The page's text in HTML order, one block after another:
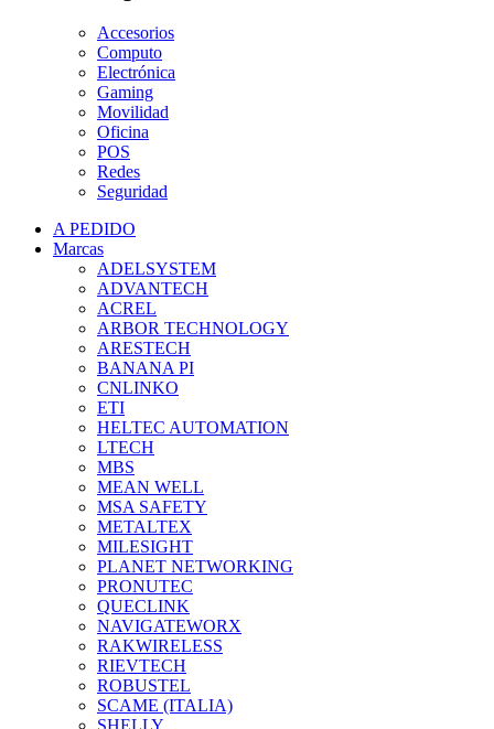
Accesorios
Computo
Electrónica
Gaming
Movilidad
Oficina
POS
Redes
Seguridad
A PEDIDO
Marcas
ADELSYSTEM
ADVANTECH
ACREL
ARBOR TECHNOLOGY
ARESTECH
BANANA PI
CNLINKO
ETI
HELTEC AUTOMATION
LTECH
MBS
MEAN WELL
MSA SAFETY
METALTEX
MILESIGHT
PLANET NETWORKING
PRONUTEC
QUECLINK
NAVIGATEWORX
RAKWIRELESS
RIEVTECH
ROBUSTEL
SCAME (ITALIA)
SHELLY